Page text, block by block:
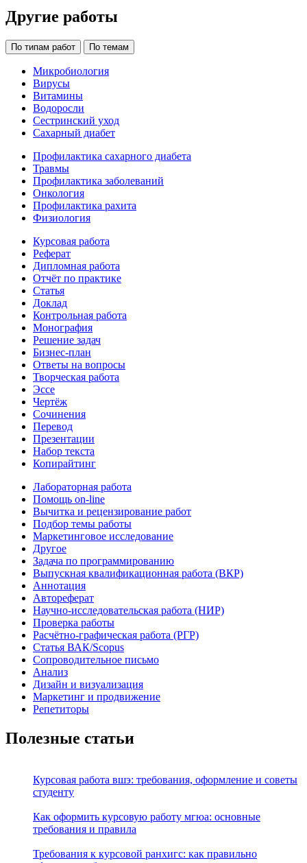
Другие работы
По типам работ По темам
Микробиология
Вирусы
Витамины
Водоросли
Сестринский уход
Сахарный диабет
Профилактика сахарного диабета
Травмы
Профилактика заболеваний
Онкология
Профилактика рахита
Физиология
Курсовая работа
Реферат
Дипломная работа
Отчёт по практике
Статья
Доклад
Контрольная работа
Монография
Решение задач
Бизнес-план
Ответы на вопросы
Творческая работа
Эссе
Чертёж
Сочинения
Перевод
Презентации
Набор текста
Копирайтинг
Лабораторная работа
Помощь on-line
Вычитка и рецензирование работ
Подбор темы работы
Маркетинговое исследование
Другое
Задача по программированию
Выпускная квалификационная работа (ВКР)
Аннотация
Автореферат
Научно-исследовательская работа (НИР)
Проверка работы
Расчётно-графическая работа (РГР)
Статья ВАК/Scopus
Сопроводительное письмо
Анализ
Дизайн и визуализация
Маркетинг и продвижение
Репетиторы
Полезные статьи
Курсовая работа вшэ: требования, оформление и советы
студенту
Как оформить курсовую работу мгюа: основные
требования и правила
Требования к курсовой ранхигс: как правильно